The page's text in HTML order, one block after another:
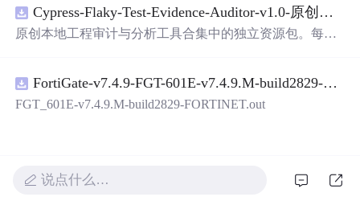
README、运行说明、功能清单、MIT License及原创与授
权声明。解压后进入project目录，执行npm test验证算法，
目源码、Logo、官方截图、论文、生产日志或其他受限素
材。适合前端开发、AI应用工程、测试审计和课程实践。
Cypress-Flaky-Test-Evidence-Auditor-v1.0-原创源码与文档.zip
原创本地工程审计与分析工具合集中的独立资源包。每个
README、运行说明、功能清单、MIT License及原创与授
权声明。解压后进入project目录，执行npm test验证算法，
FortiGate-v7.4.9-FGT-601E-v7.4.9.M-build2829-FORTINET.out
FGT_601E-v7.4.9.M-build2829-FORTINET.out
说点什么…